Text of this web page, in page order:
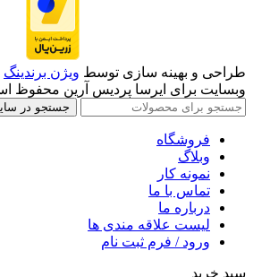
طراحی و بهینه سازی توسط ویژن برندینگ
وبسایت برای ایرسا پردیس آرین محفوظ
جستجو در
فروشگاه
وبلاگ
نمونه کار
تماس با ما
درباره ما
لیست علاقه مندی ها
ورود / فرم ثبت نام
سبد خرید